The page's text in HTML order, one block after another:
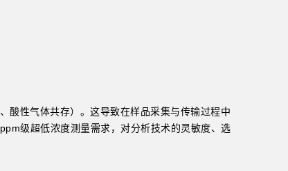
酸性气体共存）。这导致在样品采集与传输过程中
级超低浓度测量需求，对分析技术的灵敏度、选